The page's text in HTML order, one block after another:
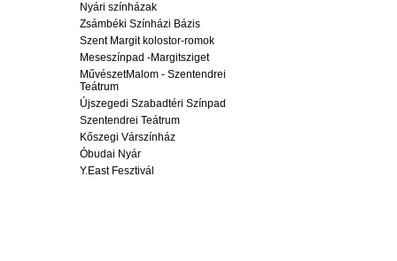
Nyári színházak
Zsámbéki Színházi Bázis
Szent Margit kolostor-romok
Meseszínpad -Margitsziget
MűvészetMalom - Szentendrei
Teátrum
Újszegedi Szabadtéri Színpad
Szentendrei Teátrum
Kőszegi Várszínház
Óbudai Nyár
Y.East Fesztivál